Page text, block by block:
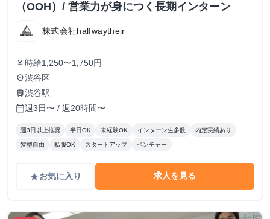
（OOH）/ 営業力が身につく長期インターン
株式会社halfwaytheir
currency_yen 時給1,250〜1,750円
place渋谷区
train渋谷駅
calendar_today週3日〜 / 週20時間〜
週3日以上推奨 半日OK 未経験OK インターン生多数 内定実績あり
髪型自由 私服OK スタートアップ ベンチャー
gradeお気に入り 求人を見る